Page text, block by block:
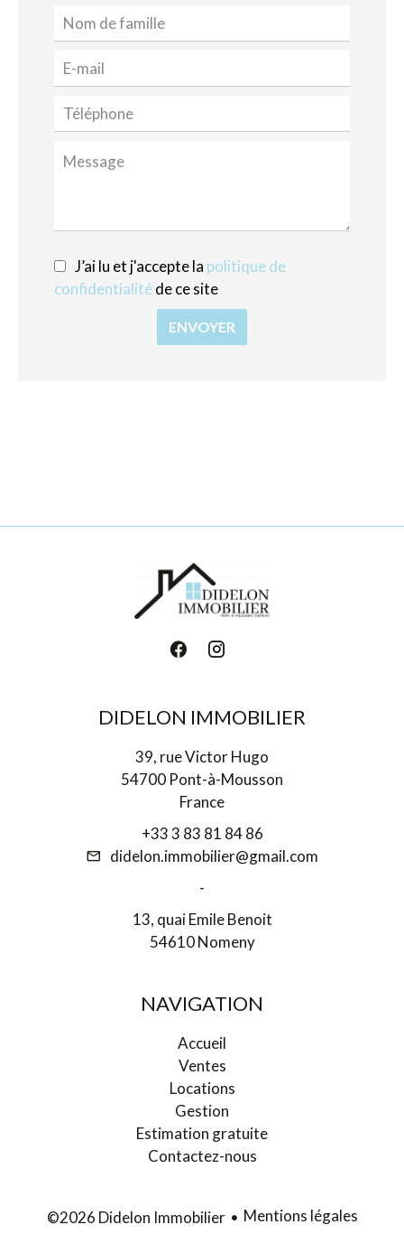
J’ai lu et j'accepte la politique de
confidentialitéde ce site
ENVOYER
DIDELON IMMOBILIER
39, rue Victor Hugo
54700 Pont-à-Mousson
France
+33 3 83 81 84 86
didelon.immobilier@gmail.com
-
13, quai Emile Benoit
54610 Nomeny
NAVIGATION
Accueil
Ventes
Locations
Gestion
Estimation gratuite
Contactez-nous
©2026 Didelon Immobilier
Mentions légales